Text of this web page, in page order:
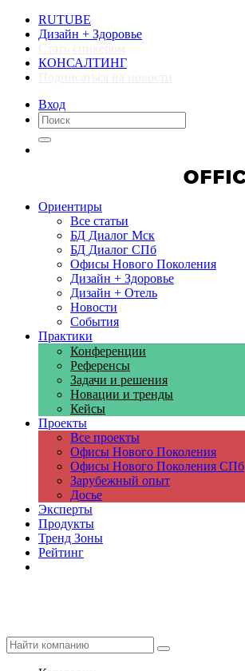
RUTUBE
Дизайн + Здоровье
КОНСАЛТИНГ
Вход
Ориентиры
Все статьи
БД Диалог Мск
БД Диалог СПб
Офисы Нового Поколения
Дизайн + Здоровье
Дизайн + Отель
Новости
События
Практики
Конференции
Референсы
Задачи и решения
Новации и тренды
Кейсы
Проекты
Все проекты
Офисы Нового Поколения
Офисы Нового Поколения СПб
Зарубежный опыт
Досье
Эксперты
Продукты
Тренд Зоны
Рейтинг